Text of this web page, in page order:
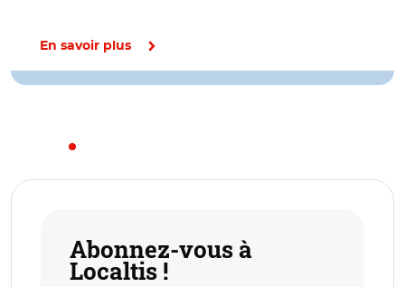
En savoir plus
Abonnez-vous à
Localtis !